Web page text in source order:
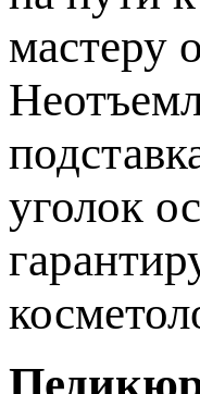
мастеру
уголок